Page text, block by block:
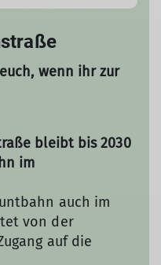
wenn ihr zur
bleibt bis 2030
im
auch im
von der
auf die